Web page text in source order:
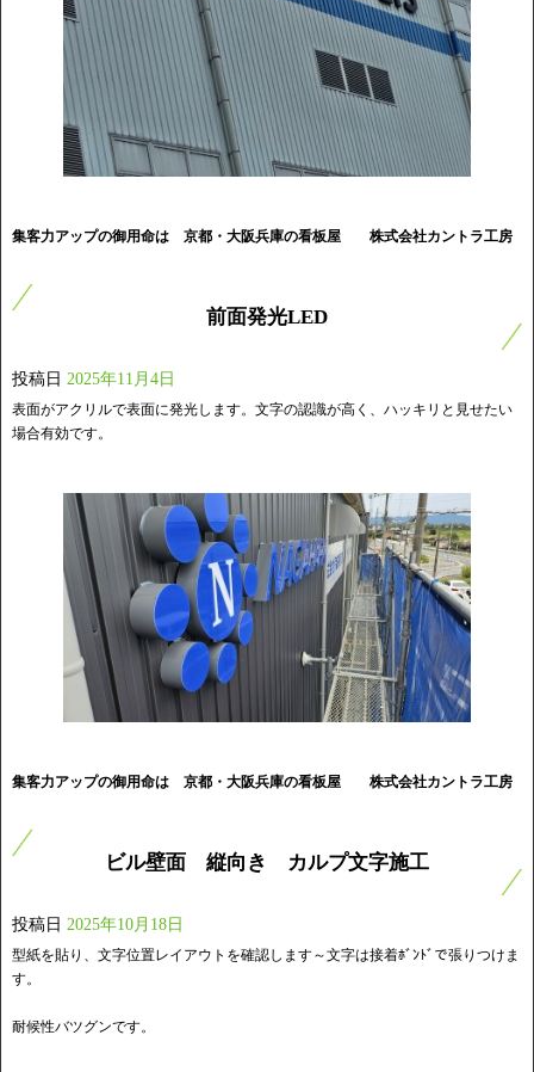
集客力アップの御用命は 京都・大阪兵庫の看板屋 株式会社カントラ工房
前面発光LED
投稿日 2025年11月4日
表面がアクリルで表面に発光します。文字の認識が高く、ハッキリと見せたい
場合有効です。
集客力アップの御用命は 京都・大阪兵庫の看板屋 株式会社カントラ工房
ビル壁面 縦向き カルプ文字施工
投稿日 2025年10月18日
型紙を貼り、文字位置レイアウトを確認します～文字は接着ﾎﾞﾝﾄﾞで張りつけま
す。
耐候性バツグンです。